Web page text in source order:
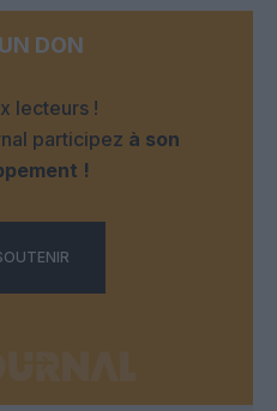
DON
lecteurs !
participez à son
!